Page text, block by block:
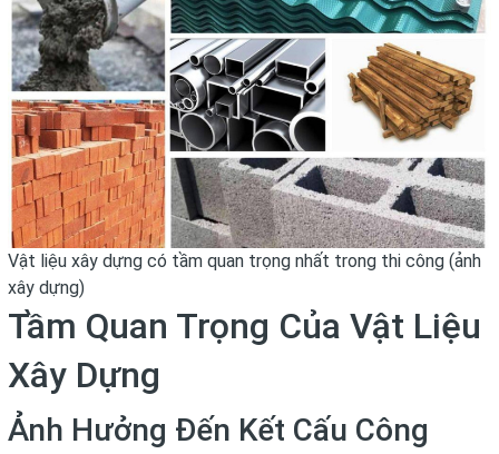
Vật liệu xây dựng có tầm quan trọng nhất trong thi công (ảnh
xây dựng)
Tầm Quan Trọng Của Vật Liệu
Xây Dựng
Ảnh Hưởng Đến Kết Cấu Công